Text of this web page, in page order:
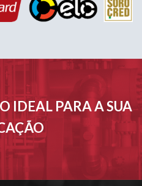
IDEAL PARA A SUA